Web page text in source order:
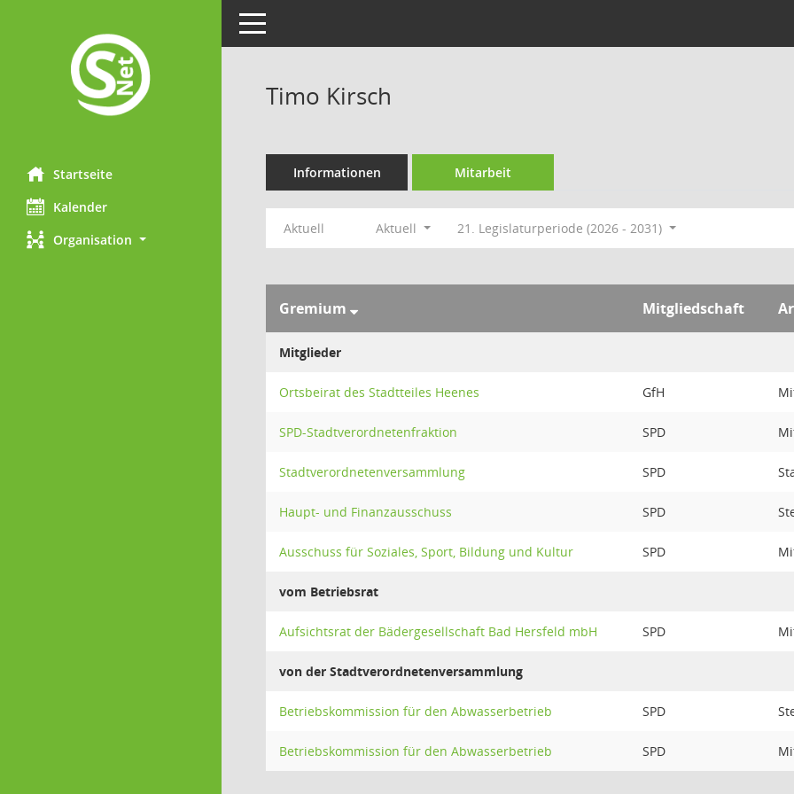
Startseite
Kalender
Organisation
Toggle navigation
Timo Kirsch
Informationen Mitarbeit
Aktuell Aktuell 21. Legislaturperiode (2026 - 2031)
Gremium Mitgliedschaft
Mitglieder
Ortsbeirat des Stadtteiles Heenes GfH
SPD-Stadtverordnetenfraktion SPD
Stadtverordnetenversammlung SPD
Haupt- und Finanzausschuss SPD
Ausschuss für Soziales, Sport, Bildung und Kultur SPD
vom Betriebsrat
Aufsichtsrat der Bädergesellschaft Bad Hersfeld mbH SPD
von der Stadtverordnetenversammlung
Betriebskommission für den Abwasserbetrieb SPD
Betriebskommission für den Abwasserbetrieb SPD